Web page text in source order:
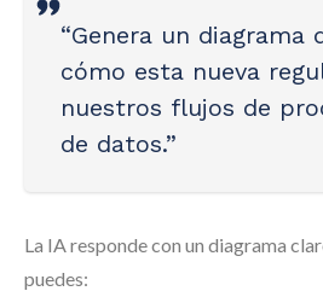
“Genera un diagrama
cómo esta nueva
nuestros flujos de
de datos.”
La IA responde con un diagrama
puedes: